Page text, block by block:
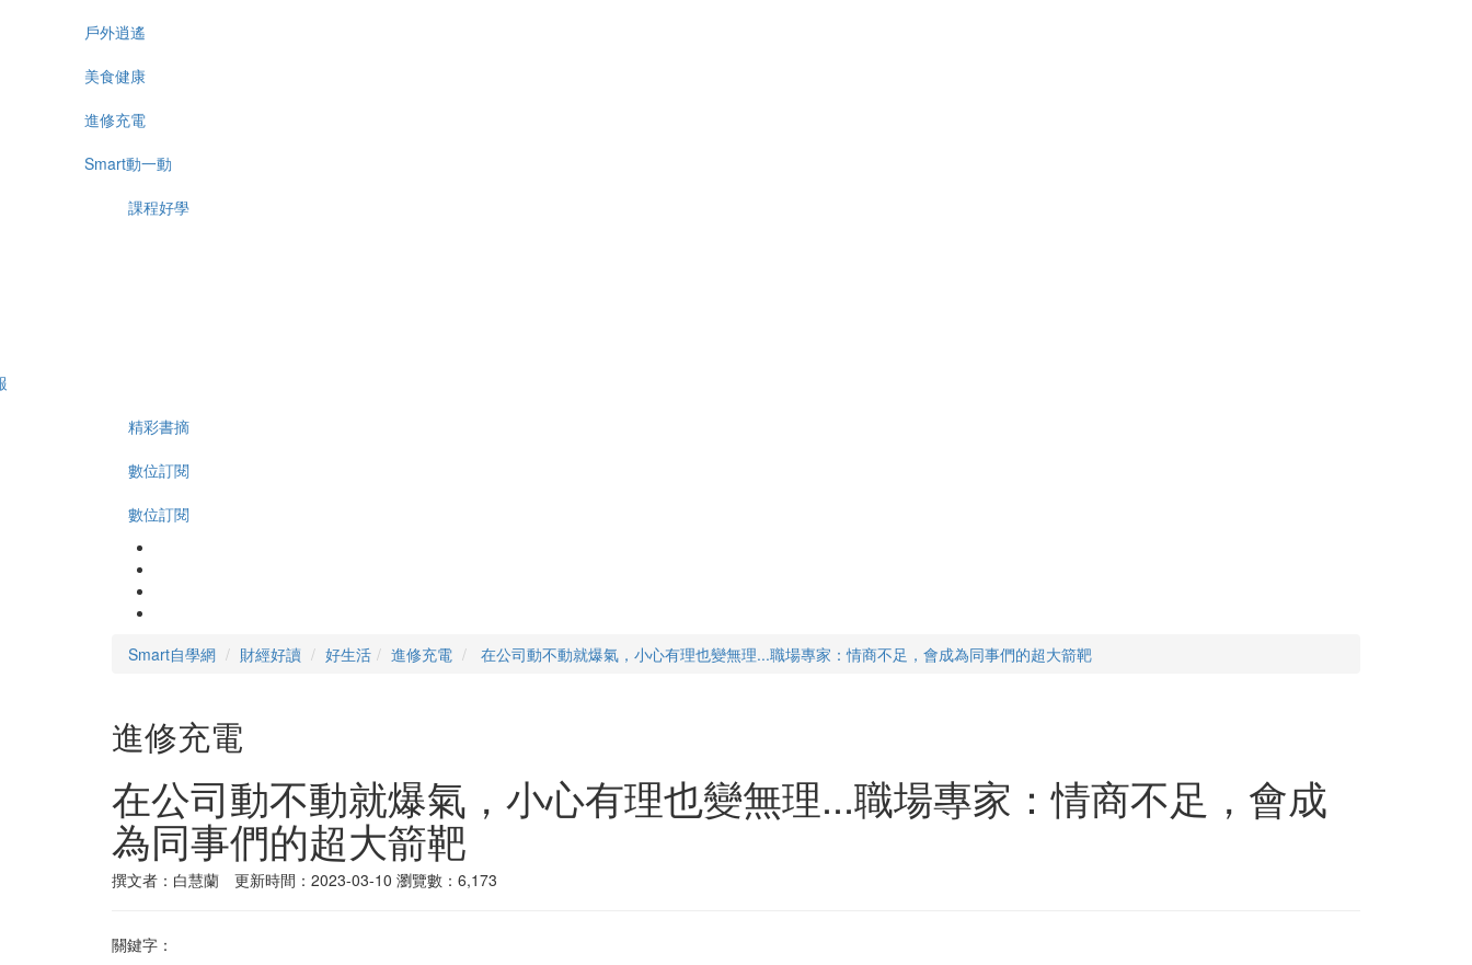
戶外逍遙
美食健康
進修充電
Smart動一動
課程好學
精彩書摘
數位訂閱
數位訂閱
Smart自學網 財經好讀 好生活 進修充電 在公司動不動就爆氣，小心有理也變無理...職場專家：情商不足，會成為同事們的超大箭靶
進修充電
在公司動不動就爆氣，小心有理也變無理...職場專家：情商不足，會成
為同事們的超大箭靶
撰文者：白慧蘭 更新時間：2023-03-10 瀏覽數：6,173
關鍵字：